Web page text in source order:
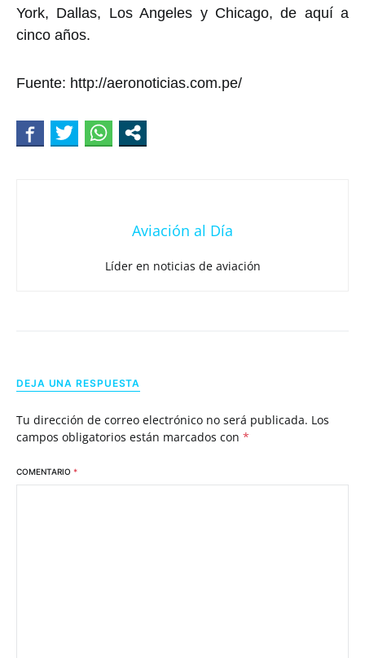
York, Dallas, Los Angeles y Chicago, de aquí a
cinco años.
Fuente: http://aeronoticias.com.pe/
Aviación al Día
Líder en noticias de aviación
DEJA UNA RESPUESTA
Tu dirección de correo electrónico no será publicada. Los
campos obligatorios están marcados con *
COMENTARIO *